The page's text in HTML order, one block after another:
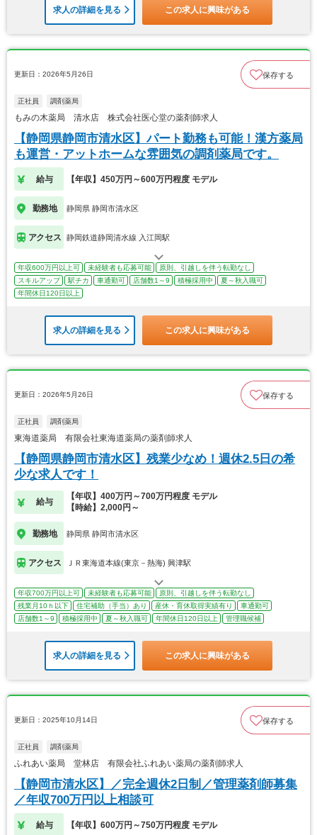
求人の詳細を見る この求人に興味がある
更新日：2026年5月26日 保存する
正社員 調剤薬局
もみの木薬局 清水店 株式会社医心堂の薬剤師求人
【静岡県静岡市清水区】パート勤務も可能！漢方薬局
も運営・アットホームな雰囲気の調剤薬局です。
給与 【年収】450万円～600万円程度 モデル
勤務地 静岡県 静岡市清水区
アクセス 静岡鉄道静岡清水線 入江岡駅
年収600万円以上可 未経験者も応募可能
原則、引越しを伴う転勤なし
スキルアップ
駅チカ 車通勤可 店舗数1～9 積極採用中
夏～秋入職可
年間休日120日以上
求人の詳細を見る この求人に興味がある
更新日：2026年5月26日 保存する
正社員 調剤薬局
東海道薬局 有限会社東海道薬局の薬剤師求人
【静岡県静岡市清水区】残業少なめ！週休2.5日の希
少な求人です！
給与
【年収】400万円～700万円程度 モデル
【時給】2,000円～
勤務地 静岡県 静岡市清水区
アクセス ＪＲ東海道本線(東京－熱海) 興津駅
年収700万円以上可 未経験者も応募可能
原則、引越しを伴う転勤なし
残業月10ｈ以下
住宅補助（手当）あり 産休・育休取得実績有り
車通勤可
店舗数1～9
積極採用中 夏～秋入職可 年間休日120日以上 管理職候補
求人の詳細を見る この求人に興味がある
更新日：2025年10月14日 保存する
正社員 調剤薬局
ふれあい薬局 堂林店 有限会社ふれあい薬局の薬剤師求人
【静岡市清水区】／完全週休2日制／管理薬剤師募集
／年収700万円以上相談可
給与 【年収】600万円～750万円程度 モデル